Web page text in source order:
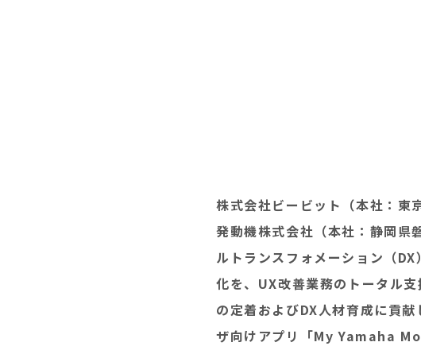
株式会社ビービット（本社：東
発動機株式会社（本社：静岡県
ルトランスフォメーション（
化を、UX改善業務のトータル
の定着およびDX人材育成に貢
ザ向けアプリ「My Yamaha